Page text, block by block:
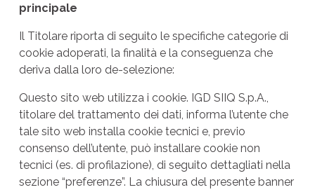
principale
Il Titolare riporta di seguito le specifiche categorie di
cookie adoperati, la finalità e la conseguenza che
deriva dalla loro de-selezione:
Questo sito web utilizza i cookie. IGD SIIQ S.p.A.,
titolare del trattamento dei dati, informa l’utente che
tale sito web installa cookie tecnici e, previo
consenso dell’utente, può installare cookie non
tecnici (es. di profilazione), di seguito dettagliati nella
sezione “preferenze”. La chiusura del presente banner